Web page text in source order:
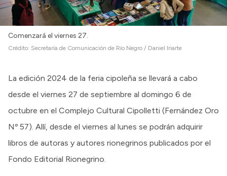
Comenzará el viernes 27.
Crédito: Secretaría de Comunicación de Río Negro / Daniel Iriarte
La edición 2024 de la feria cipoleña se llevará a cabo
desde el viernes 27 de septiembre al domingo 6 de
octubre en el Complejo Cultural Cipolletti (Fernández Oro
Nº 57). Allí, desde el viernes al lunes se podrán adquirir
libros de autoras y autores rionegrinos publicados por el
Fondo Editorial Rionegrino.